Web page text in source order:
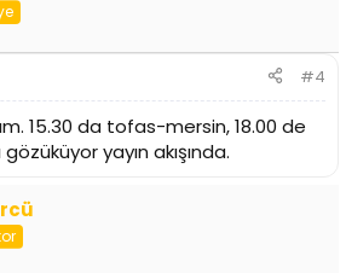
#4
15.30 da tofas-mersin, 18.00 de
yayın akışında.